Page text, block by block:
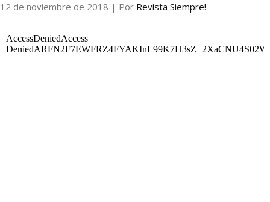
Internacional
Cultura
12 de noviembre de 2018 | Por Revista Siempre!